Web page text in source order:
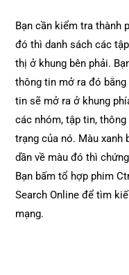
Bạn cần kiểm tra thành
đó thì danh sách các
thị ở khung bên phải.
thông tin mở ra đó
tin sẽ mở ra ở khung
các nhóm, tập tin,
trạng của nó. Màu xanh
dần về màu đó thì
Bạn bấm tổ hợp phim
Search Online để tìm
mạng.